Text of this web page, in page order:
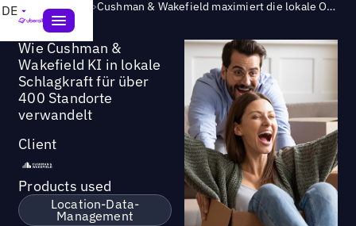
DE Success Story > Cushman & Wakefield maximiert die lokale Online-Sichtbarkeit für über 250 Geschäftsstandorte
Wie Cushman &
Wakefield KI in lokale
Schlagkraft für über
400 Standorte
verwandelt
Client
Products used
Location-Data-
Management